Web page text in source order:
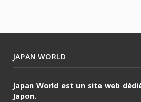
JAPAN WORLD
Japan World est un site web
Japon.